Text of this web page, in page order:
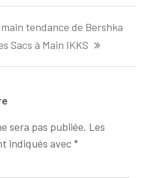
tendance de Bershka
Sacs à Main IKKS
sera pas publiée. Les
indiqués avec *